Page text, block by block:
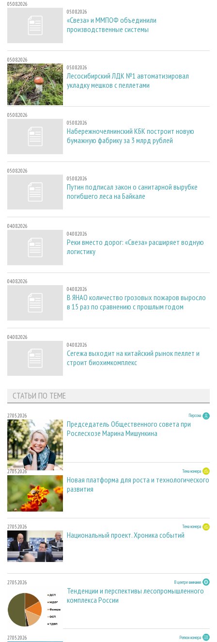
05.08.2026
05.08.2026
«Свеза» и ММПОФ объединили
производственные системы
05.08.2026
05.08.2026
Лесосибирский ЛДК №1 автоматизировал
укладку мешков с пеллетами
05.08.2026
05.08.2026
Набережночелнинский КБК построит новую
бумажную фабрику за 3 млрд рублей
05.08.2026
05.08.2026
Путин подписал закон о санитарной вырубке
погибшего леса на Байкале
04.08.2026
04.08.2026
Реки вместо дорог: «Свеза» расширяет водную
логистику
04.08.2026
04.08.2026
В ЯНАО количество грозовых пожаров выросло
в 15 раз по сравнению с прошлым годом
04.08.2026
04.08.2026
Сегежа выходит на китайский рынок пеллет и
строит биохимкомплекс
СТАТЬИ ПО ТЕМЕ
27.05.2026 Персона
Председатель Общественного совета при
Рослесхозе Марина Мишункина
27.05.2026 Тема номера
Новая платформа для роста и технологического
развития
27.05.2026 Тема номера
Национальный проект. Хроника событий
27.05.2026 В центре внимания
Тенденции и перспективы лесопромышленного
комплекса России
27.05.2026 Регион номера